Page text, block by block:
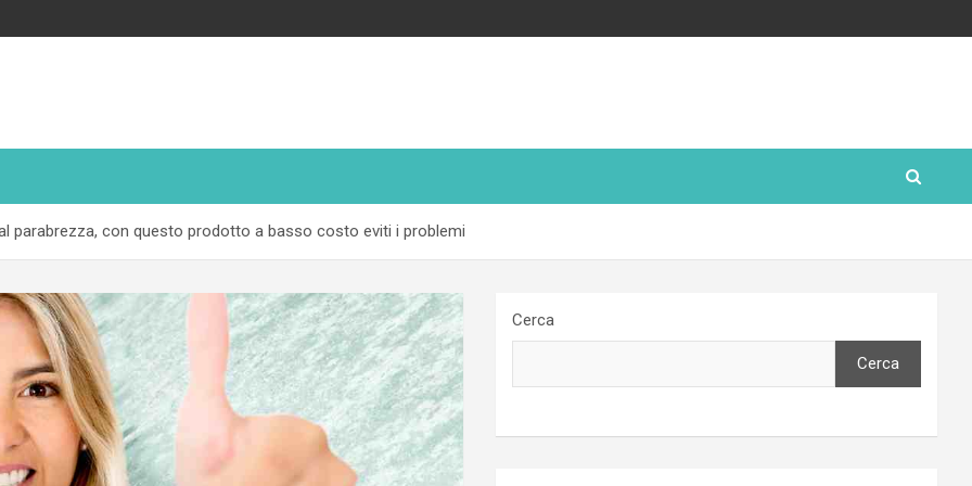
parabrezza, con questo prodotto a basso costo eviti i problemi
Cerca
Cerca